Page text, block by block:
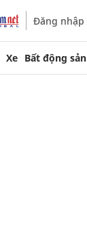
Đăng nhập
Xe Bất động sản